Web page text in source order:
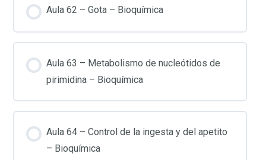
Aula 62 – Gota – Bioquímica
Aula 63 – Metabolismo de nucleótidos de
pirimidina – Bioquímica
Aula 64 – Control de la ingesta y del apetito
– Bioquímica